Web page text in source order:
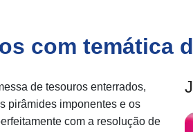
com temática
de tesouros enterrados,
pirâmides imponentes e os
com a resolução de